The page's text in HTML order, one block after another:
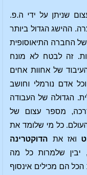
שניתן על ידי ה.פ.
ההישג הגדול ביותר
החברה התיאוסופית
זה לבטח לא מונח
של אחוות אחים
אדם נורמלי וחושב
הגדוּלה של העבודה
מספר עצום של
כל מי שלומד את
ואז את הדוקטרינה
יבין שלמרות כל מה
הם מכילים אינסוף